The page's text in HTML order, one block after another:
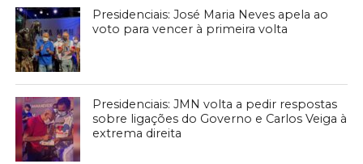
Presidenciais: José Maria Neves apela ao
voto para vencer à primeira volta
Presidenciais: JMN volta a pedir respostas
sobre ligações do Governo e Carlos Veiga à
extrema direita